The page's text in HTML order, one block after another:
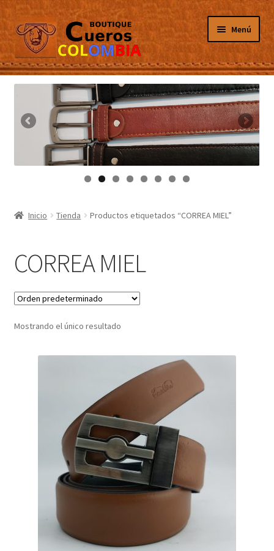
Ir
a
la
navegación
Ir
al
contenido
Menú
Inicio
Masculino
Femenino
Porta Celulares
Infantil
Inicio Tienda Productos etiquetados “CORREA MIEL”
CORREA MIEL
Mostrando el único resultado